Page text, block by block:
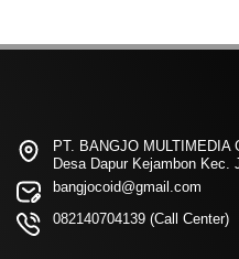
PT. BANGJO MULTIMEDIA
Desa Dapur Kejambon Kec.
bangjocoid@gmail.com
082140704139 (Call Center)